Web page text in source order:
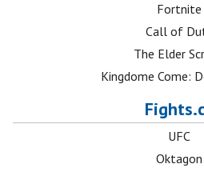
Fortnite
Call of
The Elder
Kingdome Come:
UFC
Oktagon